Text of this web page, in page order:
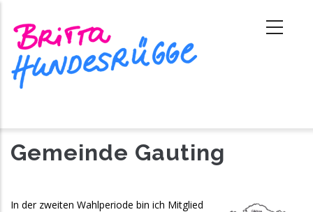
zum
Inhalt
Gemeinde Gauting
In der zweiten Wahlperiode bin ich Mitglied